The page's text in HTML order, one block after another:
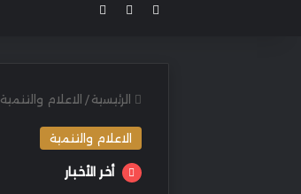
مقال عشوائي
الوضع المظلم
الرئيسية / الاعلام والتنمية
الاعلام والتنمية
أخر الأخبار